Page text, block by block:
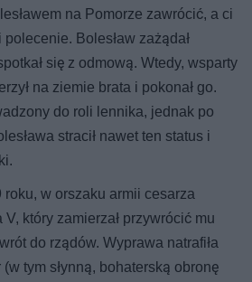
na Pomorze zawrócić, a ci
Bolesław zażądał
się z odmową. Wtedy, wsparty
na ziemie brata i pokonał go.
do roli lennika, jednak po
stracił nawet ten status i
roku, w orszaku armii cesarza
który zamierzał przywrócić mu
do rządów. Wyprawa natrafiła
tym słynną, bohaterską obronę